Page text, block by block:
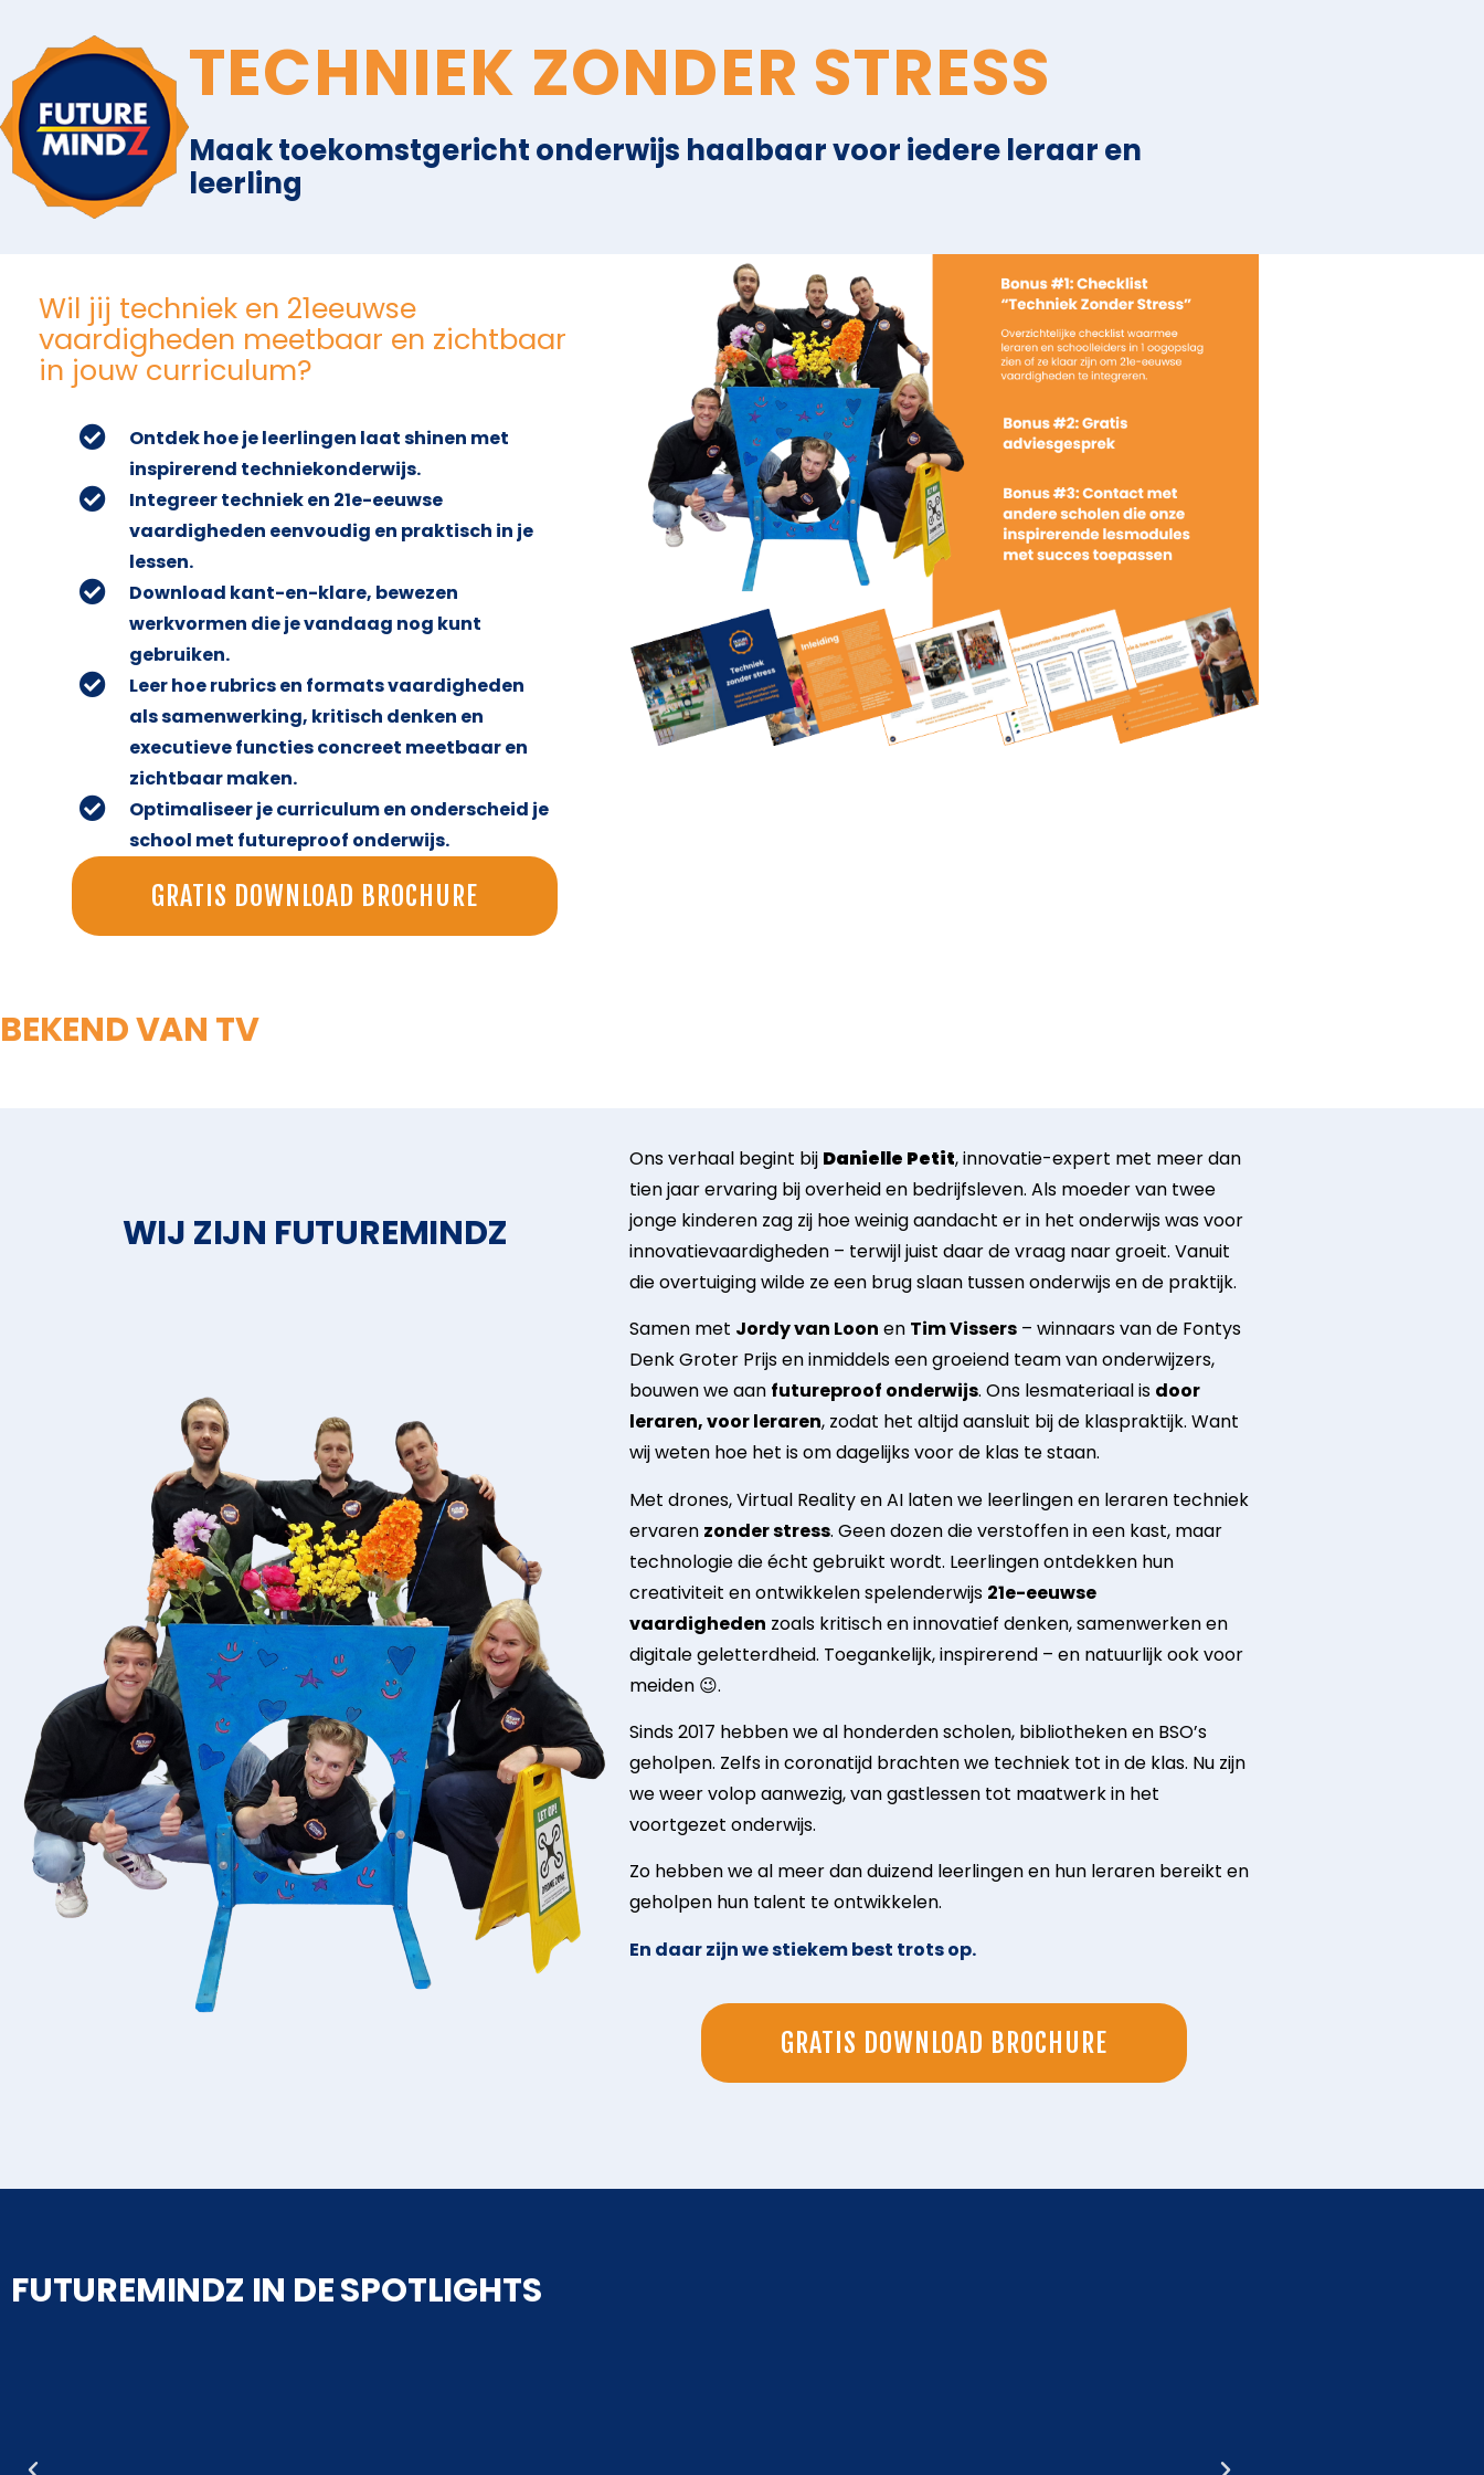
TECHNIEK ZONDER STRESS
Maak toekomstgericht onderwijs haalbaar voor iedere leraar en
leerling
Wil jij techniek en 21eeuwse
vaardigheden meetbaar en zichtbaar
in jouw curriculum?
Ontdek hoe je leerlingen laat shinen met
inspirerend techniekonderwijs.
Integreer techniek en 21e-eeuwse
vaardigheden eenvoudig en praktisch in je
lessen.
Download kant-en-klare, bewezen
werkvormen die je vandaag nog kunt
gebruiken.
Leer hoe rubrics en formats vaardigheden
als samenwerking, kritisch denken en
executieve functies concreet meetbaar en
zichtbaar maken.
Optimaliseer je curriculum en onderscheid je
school met futureproof onderwijs.
GRATIS DOWNLOAD BROCHURE
BEKEND VAN TV
WIJ ZIJN FUTUREMINDZ
Ons verhaal begint bij Danielle Petit, innovatie-expert met meer dan
tien jaar ervaring bij overheid en bedrijfsleven. Als moeder van twee
jonge kinderen zag zij hoe weinig aandacht er in het onderwijs was voor
innovatievaardigheden – terwijl juist daar de vraag naar groeit. Vanuit
die overtuiging wilde ze een brug slaan tussen onderwijs en de praktijk.
Samen met Jordy van Loon en Tim Vissers – winnaars van de Fontys
Denk Groter Prijs en inmiddels een groeiend team van onderwijzers,
bouwen we aan futureproof onderwijs. Ons lesmateriaal is door
leraren, voor leraren, zodat het altijd aansluit bij de klaspraktijk. Want
wij weten hoe het is om dagelijks voor de klas te staan.
Met drones, Virtual Reality en AI laten we leerlingen en leraren techniek
ervaren zonder stress. Geen dozen die verstoffen in een kast, maar
technologie die écht gebruikt wordt. Leerlingen ontdekken hun
creativiteit en ontwikkelen spelenderwijs 21e-eeuwse
vaardigheden zoals kritisch en innovatief denken, samenwerken en
digitale geletterdheid. Toegankelijk, inspirerend – en natuurlijk ook voor
meiden 😉.
Sinds 2017 hebben we al honderden scholen, bibliotheken en BSO’s
geholpen. Zelfs in coronatijd brachten we techniek tot in de klas. Nu zijn
we weer volop aanwezig, van gastlessen tot maatwerk in het
voortgezet onderwijs.
Zo hebben we al meer dan duizend leerlingen en hun leraren bereikt en
geholpen hun talent te ontwikkelen.
En daar zijn we stiekem best trots op.
GRATIS DOWNLOAD BROCHURE
FUTUREMINDZ IN DE SPOTLIGHTS